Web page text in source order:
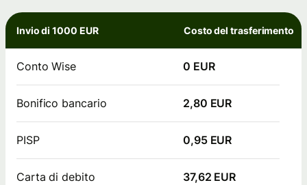
Invio di 1000 EUR Costo del trasferimento
Conto Wise 0 EUR
Bonifico bancario 2,80 EUR
PISP 0,95 EUR
Carta di debito 37,62 EUR